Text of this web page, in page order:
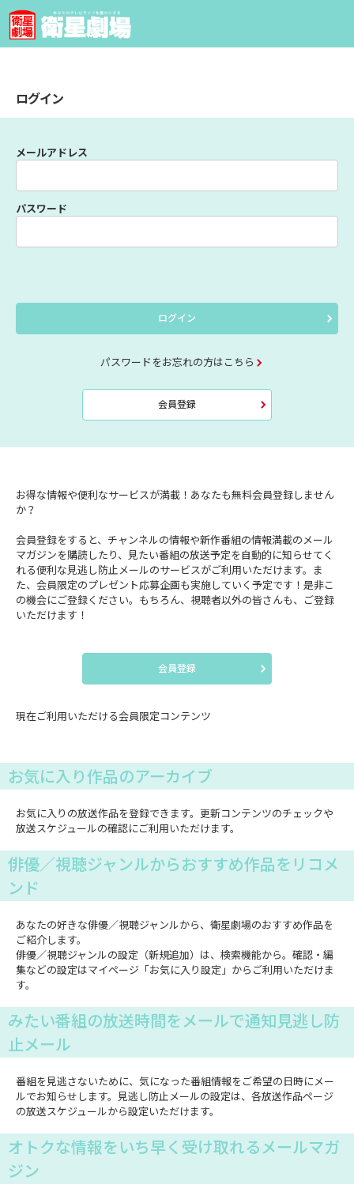
ログイン
メールアドレス
パスワード
ログイン
パスワードをお忘れの方はこちら
会員登録
お得な情報や便利なサービスが満載！あなたも無料会員登録しません
か？
会員登録をすると、チャンネルの情報や新作番組の情報満載のメール
マガジンを購読したり、見たい番組の放送予定を自動的に知らせてく
れる便利な見逃し防止メールのサービスがご利用いただけます。ま
た、会員限定のプレゼント応募企画も実施していく予定です！是非こ
の機会にご登録ください。もちろん、視聴者以外の皆さんも、ご登録
いただけます！
会員登録
現在ご利用いただける会員限定コンテンツ
お気に入り作品のアーカイブ
お気に入りの放送作品を登録できます。更新コンテンツのチェックや
放送スケジュールの確認にご利用いただけます。
俳優／視聴ジャンルからおすすめ作品をリコメ
ンド
あなたの好きな俳優／視聴ジャンルから、衛星劇場のおすすめ作品を
ご紹介します。
俳優／視聴ジャンルの設定（新規追加）は、検索機能から。確認・編
集などの設定はマイページ「お気に入り設定」からご利用いただけま
す。
みたい番組の放送時間をメールで通知見逃し防
止メール
番組を見逃さないために、気になった番組情報をご希望の日時にメー
ルでお知らせします。見逃し防止メールの設定は、各放送作品ページ
の放送スケジュールから設定いただけます。
オトクな情報をいち早く受け取れるメールマガ
ジン